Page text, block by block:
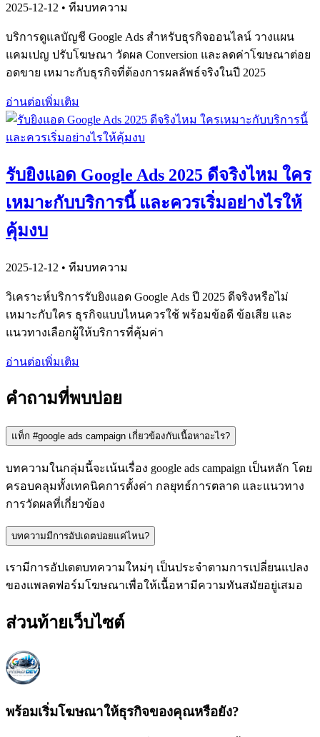
2025-12-12 • ทีมบทความ
บริการดูแลบัญชี Google Ads สำหรับธุรกิจออนไลน์ วางแผน
แคมเปญ ปรับโฆษณา วัดผล Conversion และลดค่าโฆษณาต่อย
อดขาย เหมาะกับธุรกิจที่ต้องการผลลัพธ์จริงในปี 2025
อ่านต่อเพิ่มเติม
รับยิงแอด Google Ads 2025 ดีจริงไหม ใคร
เหมาะกับบริการนี้ และควรเริ่มอย่างไรให้
คุ้มงบ
2025-12-12 • ทีมบทความ
วิเคราะห์บริการรับยิงแอด Google Ads ปี 2025 ดีจริงหรือไม่
เหมาะกับใคร ธุรกิจแบบไหนควรใช้ พร้อมข้อดี ข้อเสีย และ
แนวทางเลือกผู้ให้บริการที่คุ้มค่า
อ่านต่อเพิ่มเติม
คำถามที่พบบ่อย
แท็ก #google ads campaign เกี่ยวข้องกับเนื้อหาอะไร?
บทความในกลุ่มนี้จะเน้นเรื่อง google ads campaign เป็นหลัก โดย
ครอบคลุมทั้งเทคนิคการตั้งค่า กลยุทธ์การตลาด และแนวทาง
การวัดผลที่เกี่ยวข้อง
บทความมีการอัปเดตบ่อยแค่ไหน?
เรามีการอัปเดตบทความใหม่ๆ เป็นประจำตามการเปลี่ยนแปลง
ของแพลตฟอร์มโฆษณาเพื่อให้เนื้อหามีความทันสมัยอยู่เสมอ
ส่วนท้ายเว็บไซต์
พร้อมเริ่มโฆษณาให้ธุรกิจของคุณหรือยัง?